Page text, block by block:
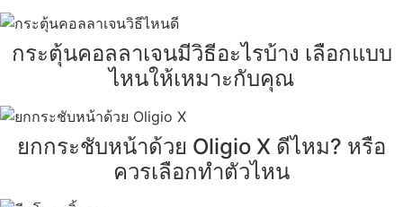
กระตุ้นคอลลาเจนมีวิธีอะไรบ้าง เลือกแบบ
ไหนให้เหมาะกับคุณ
ยกกระชับหน้าด้วย Oligio X ดีไหม? หรือ
ควรเลือกทำตัวไหน